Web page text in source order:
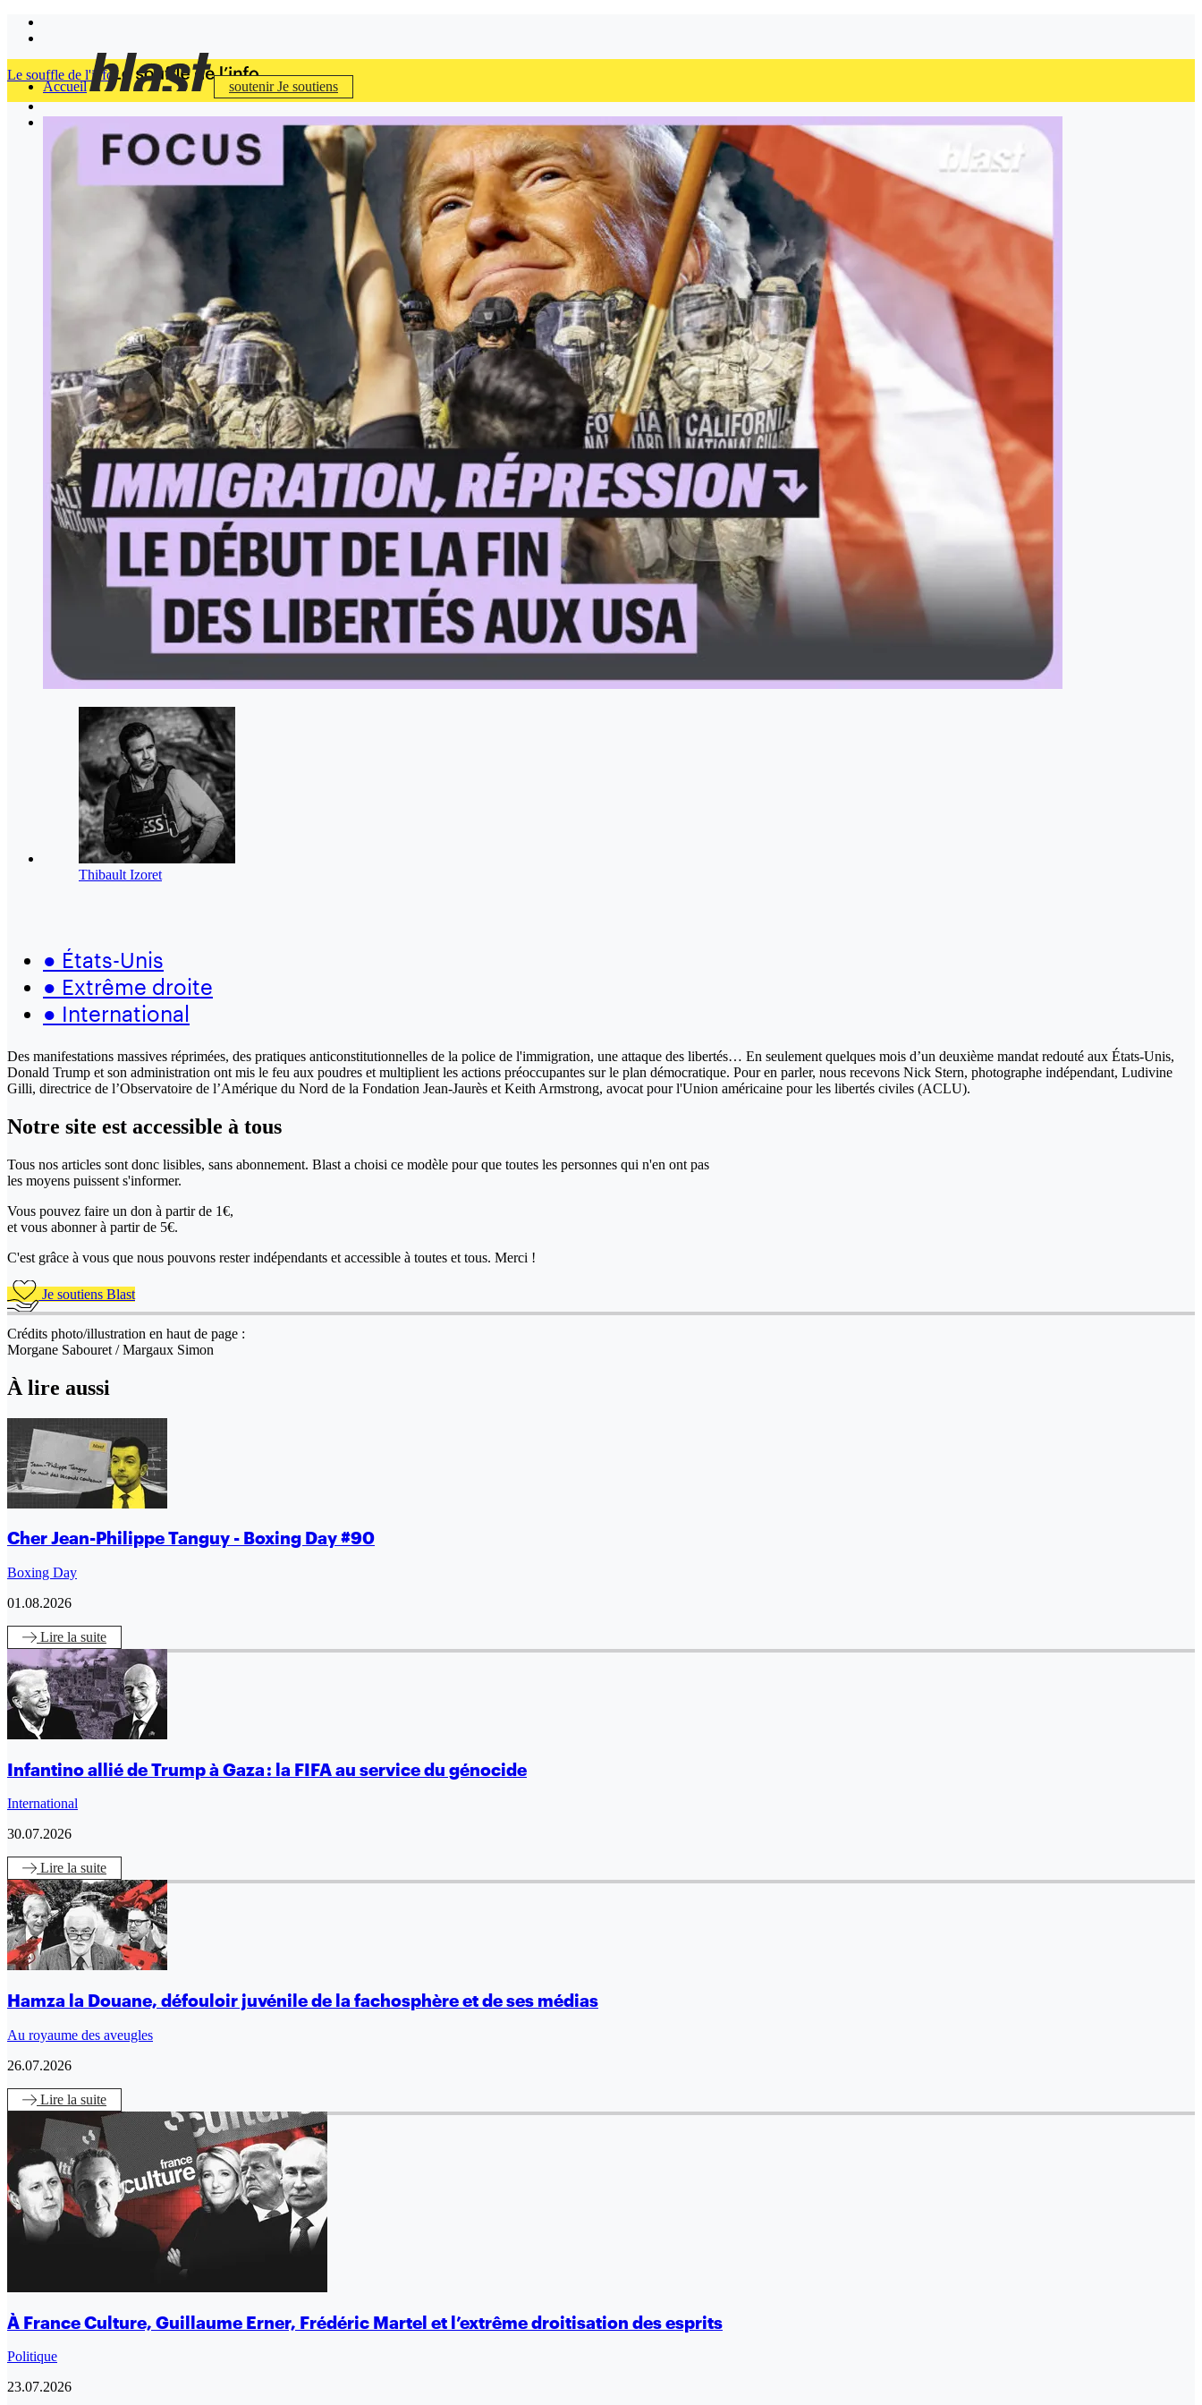
Accueil soutenirJe soutiens
Le souffle de l'info
Thibault Izoret
● États-Unis
● Extrême droite
● International
Des manifestations massives réprimées, des pratiques anticonstitutionnelles de la police de l'immigration, une attaque des libertés… En seulement quelques mois d’un deuxième mandat redouté aux États-Unis,
Donald Trump et son administration ont mis le feu aux poudres et multiplient les actions préoccupantes sur le plan démocratique. Pour en parler, nous recevons Nick Stern, photographe indépendant, Ludivine
Gilli, directrice de l’Observatoire de l’Amérique du Nord de la Fondation Jean-Jaurès et Keith Armstrong, avocat pour l'Union américaine pour les libertés civiles (ACLU).
Notre site est accessible à tous
Tous nos articles sont donc lisibles, sans abonnement. Blast a choisi ce modèle pour que toutes les personnes qui n'en ont pas
les moyens puissent s'informer.
Vous pouvez faire un don à partir de 1€,
et vous abonner à partir de 5€.
C'est grâce à vous que nous pouvons rester indépendants et accessible à toutes et tous. Merci !
Je soutiens Blast
Crédits photo/illustration en haut de page :
Morgane Sabouret / Margaux Simon
À lire aussi
Cher Jean-Philippe Tanguy - Boxing Day #90
Boxing Day
01.08.2026
Lire la suite
Infantino allié de Trump à Gaza : la FIFA au service du génocide
International
30.07.2026
Lire la suite
Hamza la Douane, défouloir juvénile de la fachosphère et de ses médias
Au royaume des aveugles
26.07.2026
Lire la suite
À France Culture, Guillaume Erner, Frédéric Martel et l’extrême droitisation des esprits
Politique
23.07.2026